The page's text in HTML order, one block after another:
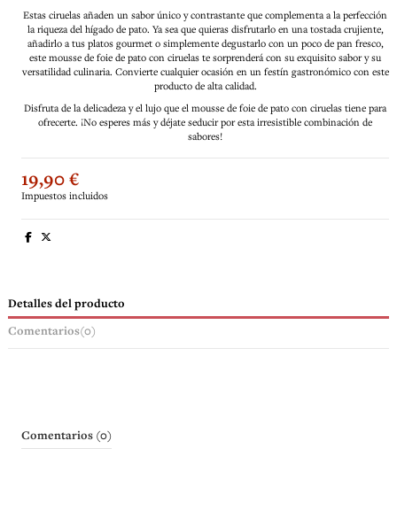
Estas ciruelas añaden un sabor único y contrastante que complementa a la perfección
la riqueza del hígado de pato. Ya sea que quieras disfrutarlo en una tostada crujiente,
añadirlo a tus platos gourmet o simplemente degustarlo con un poco de pan fresco,
este mousse de foie de pato con ciruelas te sorprenderá con su exquisito sabor y su
versatilidad culinaria. Convierte cualquier ocasión en un festín gastronómico con este
producto de alta calidad.
Disfruta de la delicadeza y el lujo que el mousse de foie de pato con ciruelas tiene para
ofrecerte. ¡No esperes más y déjate seducir por esta irresistible combinación de
sabores!
19,90 €
Impuestos incluidos
Detalles del producto
Comentarios(0)
Comentarios (0)